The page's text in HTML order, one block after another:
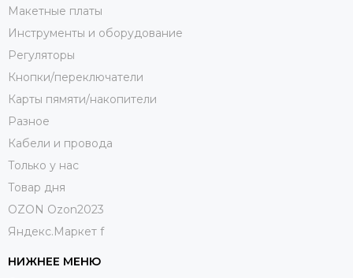
Макетные платы
Инструменты и оборудование
Регуляторы
Кнопки/переключатели
Карты пямяти/накопители
Разное
Кабели и провода
Только у нас
Товар дня
OZON Ozon2023
Яндекс.Маркет f
НИЖНЕЕ МЕНЮ